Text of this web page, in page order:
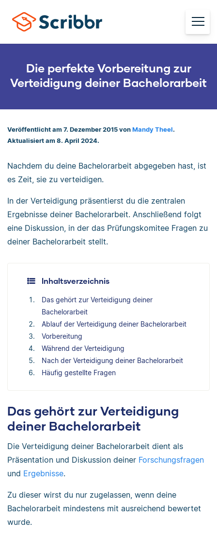
Die perfekte Vorbereitung zur
Verteidigung deiner Bachelorarbeit
Veröffentlicht am 7. Dezember 2015 von Mandy Theel.
Aktualisiert am 8. April 2024.
Nachdem du deine Bachelorarbeit abgegeben hast, ist
es Zeit, sie zu verteidigen.
In der Verteidigung präsentierst du die zentralen
Ergebnisse deiner Bachelorarbeit. Anschließend folgt
eine Diskussion, in der das Prüfungskomitee Fragen zu
deiner Bachelorarbeit stellt.
Inhaltsverzeichnis
Das gehört zur Verteidigung deiner
Bachelorarbeit
Ablauf der Verteidigung deiner Bachelorarbeit
Vorbereitung
Während der Verteidigung
Nach der Verteidigung deiner Bachelorarbeit
Häufig gestellte Fragen
Das gehört zur Verteidigung
deiner Bachelorarbeit
Die Verteidigung deiner Bachelorarbeit dient als
Präsentation und Diskussion deiner Forschungsfragen
und Ergebnisse.
Zu dieser wirst du nur zugelassen, wenn deine
Bachelorarbeit mindestens mit ausreichend bewertet
wurde.